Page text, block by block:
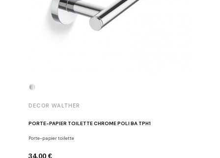
DECOR WALTHER
PORTE-PAPIER TOILETTE CHROME POLI BA TPH1
Porte-papier toilette
34,00 €